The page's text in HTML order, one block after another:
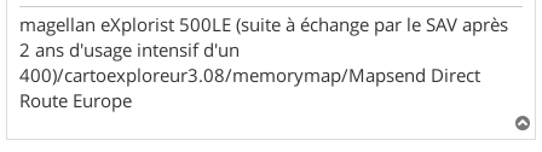
magellan eXplorist 500LE (suite à échange par le SAV après
2 ans d'usage intensif d'un
400)/cartoexploreur3.08/memorymap/Mapsend Direct
Route Europe
a